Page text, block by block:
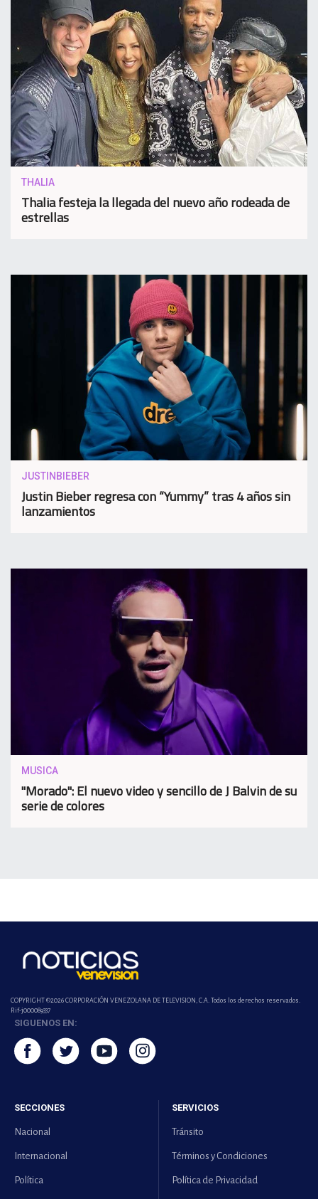
THALIA
Thalia festeja la llegada del nuevo año rodeada de
estrellas
JUSTINBIEBER
Justin Bieber regresa con “Yummy” tras 4 años sin
lanzamientos
MUSICA
"Morado": El nuevo video y sencillo de J Balvin de su
serie de colores
COPYRIGHT ©2026 CORPORACIÓN VENEZOLANA DE TELEVISION, C.A. Todos los derechos reservados.
Rif-j000089337
SIGUENOS EN:
SECCIONES
Nacional
Internacional
Política
SERVICIOS
Tránsito
Términos y Condiciones
Política de Privacidad